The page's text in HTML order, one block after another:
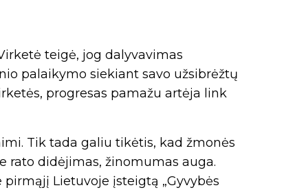
teigė, jog dalyvavimas
palaikymo siekiant savo užsibrėžtų
progresas pamažu artėja link
Tik tada galiu tikėtis, kad žmonės
rato didėjimas, žinomumas auga.
Lietuvoje įsteigtą „Gyvybės